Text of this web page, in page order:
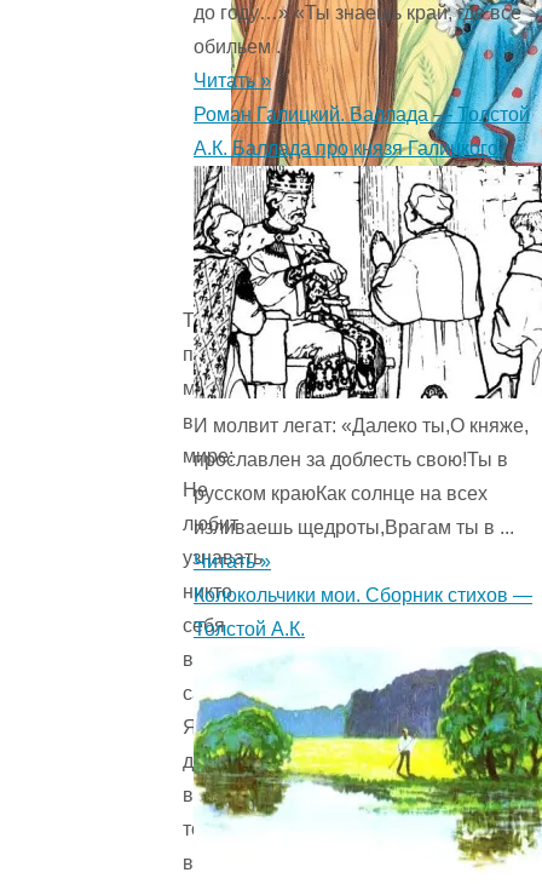
Таких
примеров
много
в
мире:
Не
любит
узнавать
никто
себя
в
сатире.
Я
даже
видел
то
вчера:
до году…» «Ты знаешь край, где все
обильем ...
Читать »
Роман Галицкий. Баллада — Толстой
А.К. Баллада про князя Галицкого.
И молвит легат: «Далеко ты,О княже,
прославлен за доблесть свою!Ты в
русском краюКак солнце на всех
изливаешь щедроты,Врагам ты в ...
Читать »
Колокольчики мои. Сборник стихов —
Толстой А.К.